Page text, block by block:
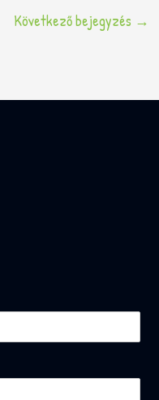
Következő bejegyzés →